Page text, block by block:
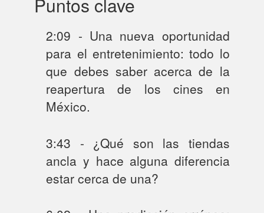
Puntos clave
2:09 - Una nueva oportunidad
para el entretenimiento: todo lo
que debes saber acerca de la
reapertura de los cines en
México.
3:43 - ¿Qué son las tiendas
ancla y hace alguna diferencia
estar cerca de una?